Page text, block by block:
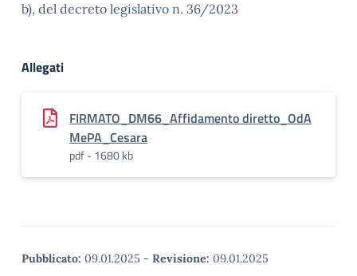
b), del decreto legislativo n. 36/2023
Allegati
FIRMATO_DM66_Affidamento diretto_OdA
MePA_Cesara
pdf - 1680 kb
Pubblicato: 09.01.2025 - Revisione: 09.01.2025